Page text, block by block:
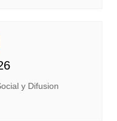
y Difusion